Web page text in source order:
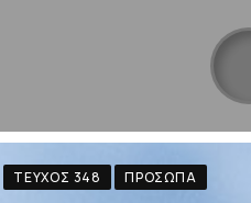
ΤΕΎΧΟΣ 348 ΠΡΌΣΩΠΑ